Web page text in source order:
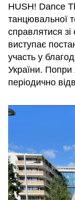
HUSH! Dance
танцювальної
справлятися
виступає
участь у
України.
періодично